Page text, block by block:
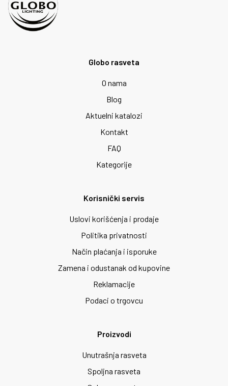
Globo rasveta
O nama
Blog
Aktuelni katalozi
Kontakt
FAQ
Kategorije
Korisnički servis
Uslovi korišćenja i prodaje
Politika privatnosti
Način plaćanja i isporuke
Zamena i odustanak od kupovine
Reklamacije
Podaci o trgovcu
Proizvodi
Unutrašnja rasveta
Spoljna rasveta